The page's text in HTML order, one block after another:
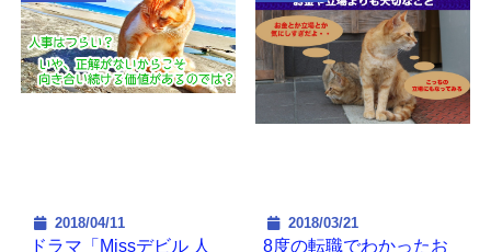
2018/04/11
ドラマ「Missデビル 人
2018/03/21
8度の転職でわかったお